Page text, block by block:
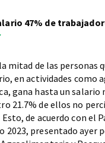
47% de
mitad de las personas
en actividades como
gana hasta un salario
21.7% de ellos no
de acuerdo con el
presentado ayer